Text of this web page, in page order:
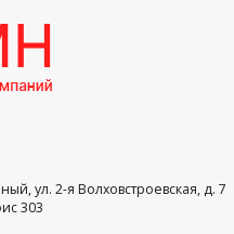
ул. 2-я Волховстроевская, д. 7
303